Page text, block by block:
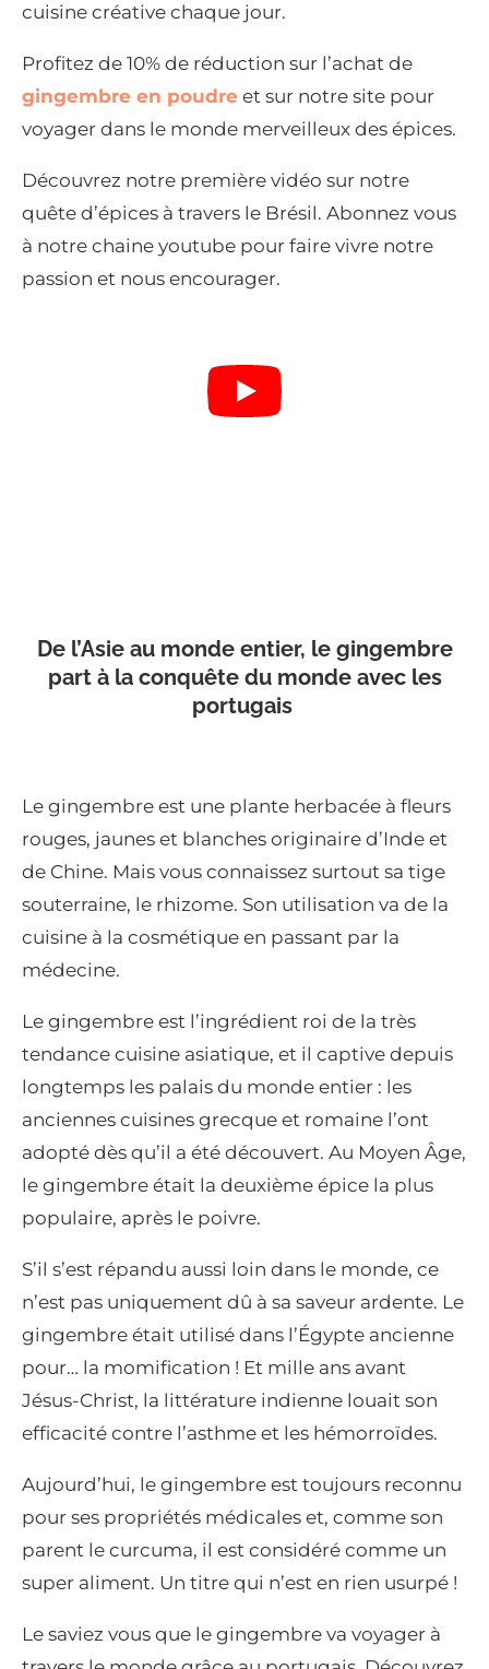
cuisine créative chaque jour.
Profitez de 10% de réduction sur l’achat de
gingembre en poudre et sur notre site pour
voyager dans le monde merveilleux des épices.
Découvrez notre première vidéo sur notre
quête d’épices à travers le Brésil. Abonnez vous
à notre chaine youtube pour faire vivre notre
passion et nous encourager.
De l’Asie au monde entier, le gingembre
part à la conquête du monde avec les
portugais
Le gingembre est une plante herbacée à fleurs
rouges, jaunes et blanches originaire d’Inde et
de Chine. Mais vous connaissez surtout sa tige
souterraine, le rhizome. Son utilisation va de la
cuisine à la cosmétique en passant par la
médecine.
Le gingembre est l’ingrédient roi de la très
tendance cuisine asiatique, et il captive depuis
longtemps les palais du monde entier : les
anciennes cuisines grecque et romaine l’ont
adopté dès qu’il a été découvert. Au Moyen Âge,
le gingembre était la deuxième épice la plus
populaire, après le poivre.
S’il s’est répandu aussi loin dans le monde, ce
n’est pas uniquement dû à sa saveur ardente. Le
gingembre était utilisé dans l’Égypte ancienne
pour… la momification ! Et mille ans avant
Jésus-Christ, la littérature indienne louait son
efficacité contre l’asthme et les hémorroïdes.
Aujourd’hui, le gingembre est toujours reconnu
pour ses propriétés médicales et, comme son
parent le curcuma, il est considéré comme un
super aliment. Un titre qui n’est en rien usurpé !
Le saviez vous que le gingembre va voyager à